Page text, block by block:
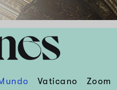
Vaticano Zoom